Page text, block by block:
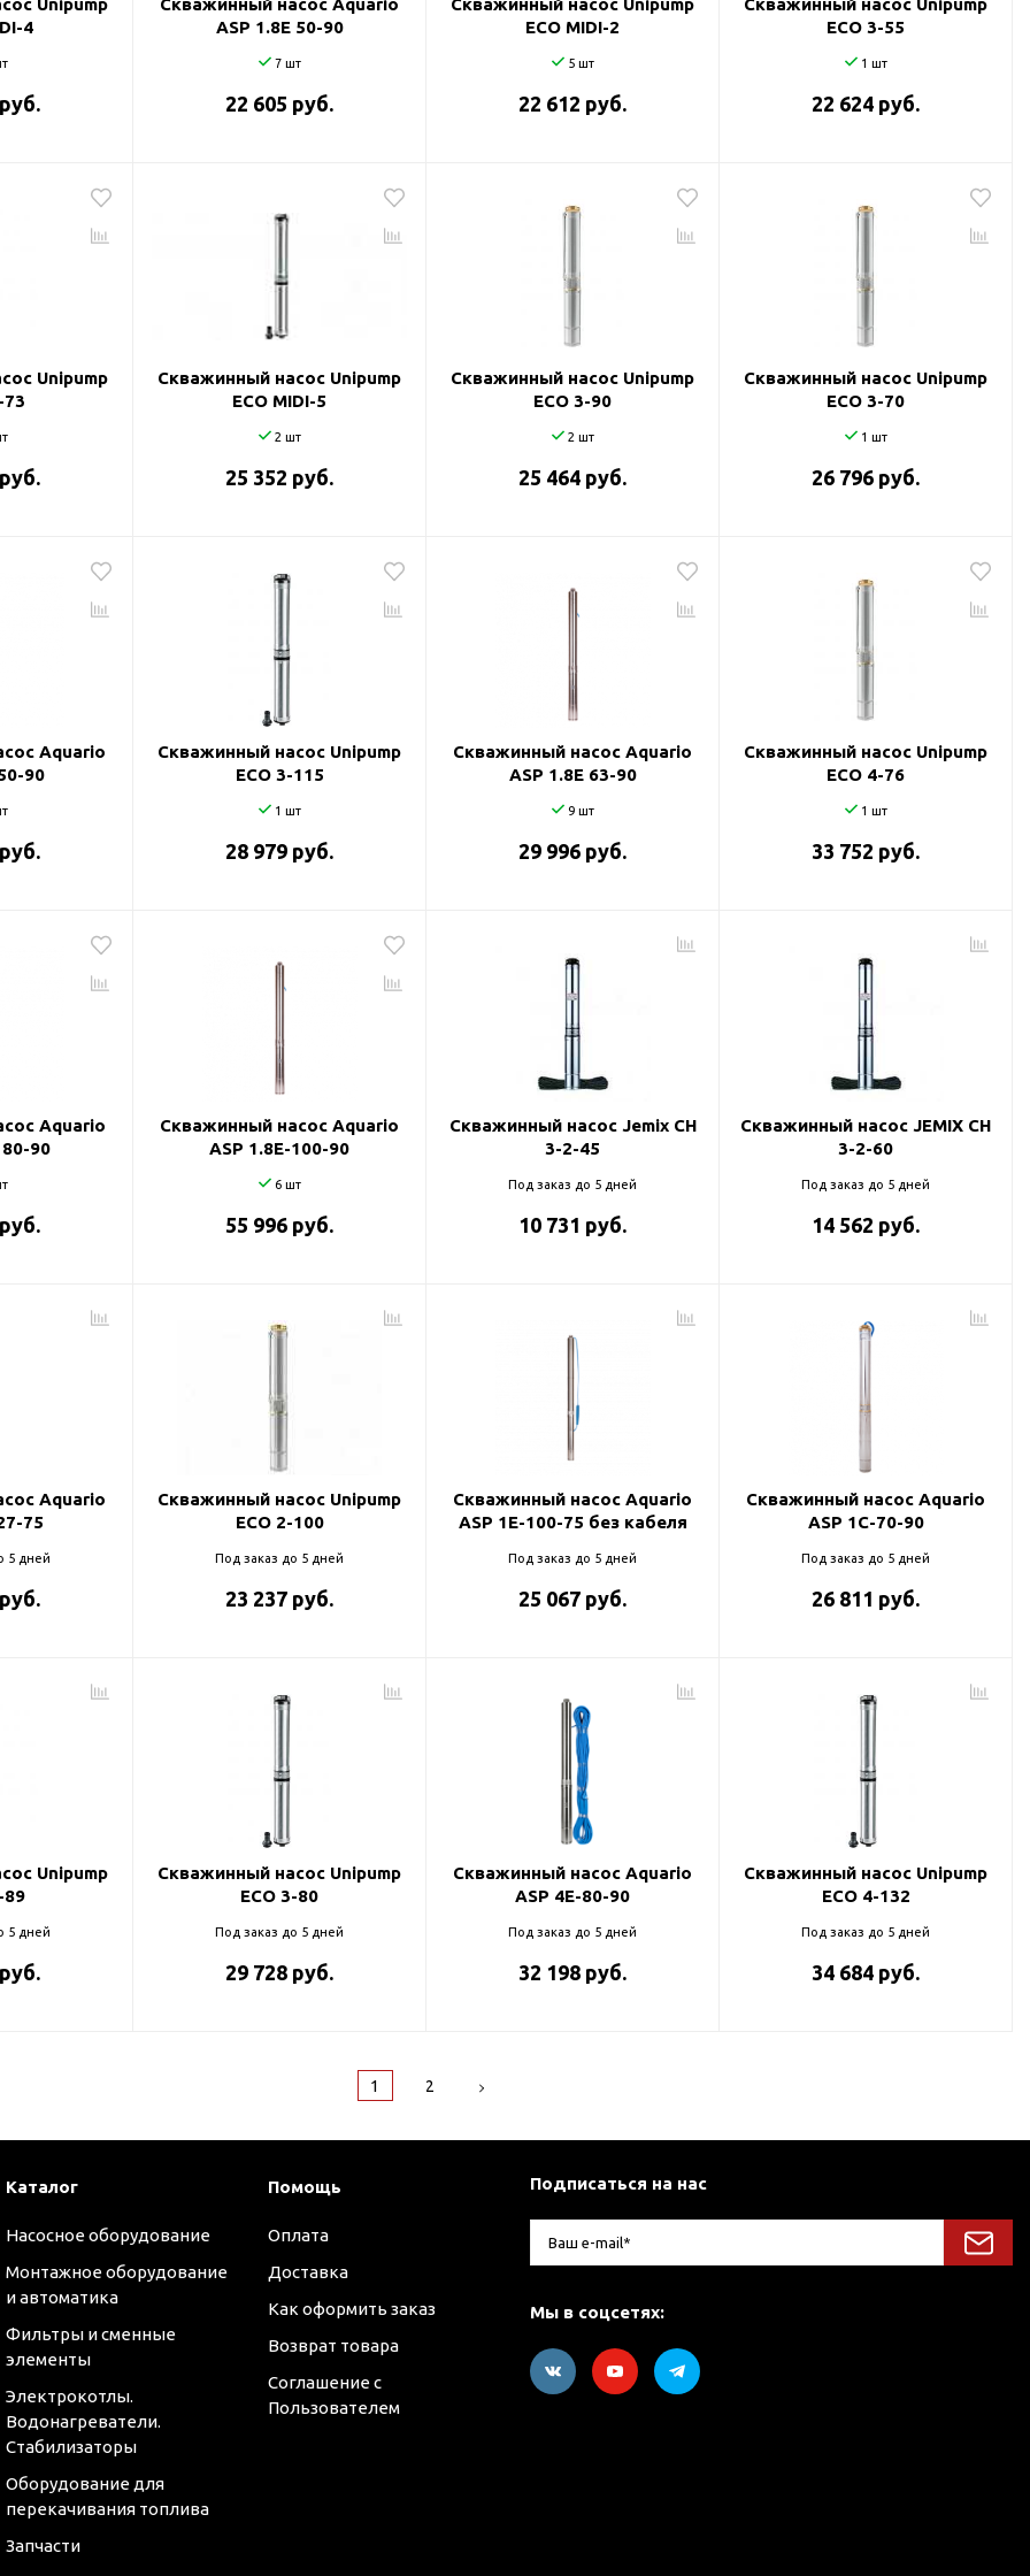
Unipump
4
Скважинный насос Aquario
ASP 1.8Е 50-90
7 шт
22 605 руб.
Скважинный насос Unipump
ECO MIDI-2
5 шт
22 612 руб.
Скважинный насос Unipump
ECO 3-55
1 шт
22 624 руб.
Unipump
73
Скважинный насос Unipump
ECO MIDI-5
2 шт
25 352 руб.
Скважинный насос Unipump
ECO 3-90
2 шт
25 464 руб.
Скважинный насос Unipump
ECO 3-70
1 шт
26 796 руб.
Aquario
90
Скважинный насос Unipump
ECO 3-115
1 шт
28 979 руб.
Скважинный насос Aquario
ASP 1.8Е 63-90
9 шт
29 996 руб.
Скважинный насос Unipump
ECO 4-76
1 шт
33 752 руб.
Aquario
80-90
Скважинный насос Aquario
ASP 1.8E-100-90
6 шт
55 996 руб.
Скважинный насос Jemix CH
3-2-45
Под заказ до 5 дней
10 731 руб.
Скважинный насос JEMIX CH
3-2-60
Под заказ до 5 дней
14 562 руб.
Aquario
75
5 дней
Скважинный насос Unipump
ECO 2-100
Под заказ до 5 дней
23 237 руб.
Скважинный насос Aquario
ASP 1E-100-75 без кабеля
Под заказ до 5 дней
25 067 руб.
Скважинный насос Aquario
ASP 1С-70-90
Под заказ до 5 дней
26 811 руб.
Unipump
89
5 дней
Скважинный насос Unipump
ECO 3-80
Под заказ до 5 дней
29 728 руб.
Скважинный насос Aquario
ASP 4E-80-90
Под заказ до 5 дней
32 198 руб.
Скважинный насос Unipump
ECO 4-132
Под заказ до 5 дней
34 684 руб.
1 2
Каталог
Насосное оборудование
Монтажное оборудование
и автоматика
Фильтры и сменные
элементы
Электрокотлы.
Водонагреватели.
Стабилизаторы
Оборудование для
перекачивания топлива
Запчасти
Помощь
Оплата
Доставка
Как оформить заказ
Возврат товара
Соглашение с
Пользователем
Подписаться на нас
Мы в соцсетях: